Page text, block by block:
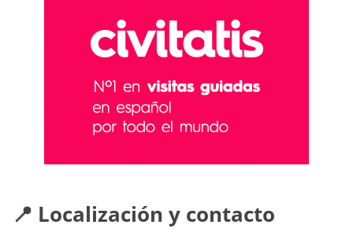
📍 Localización y contacto